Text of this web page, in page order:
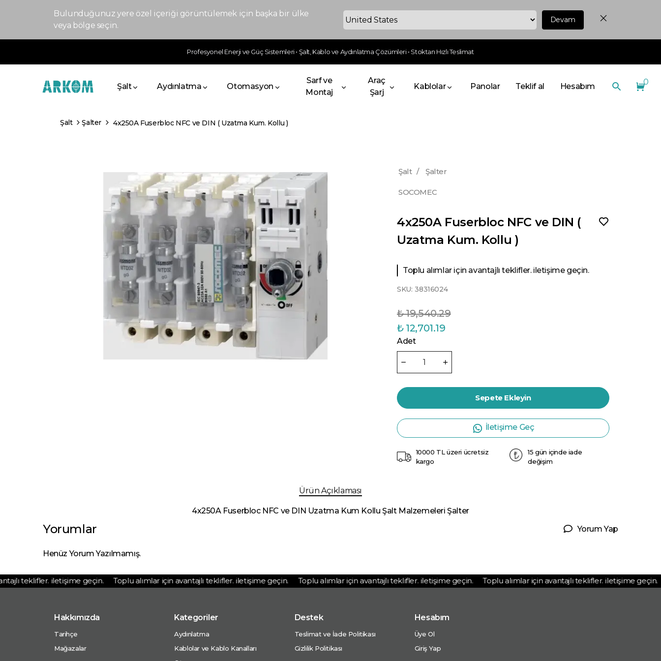
Bulunduğunuz yere özel içeriği görüntülemek için başka bir ülke
veya bölge seçin.
Devam
Profesyonel Enerji ve Güç Sistemleri • Şalt, Kablo ve Aydınlatma Çözümleri • Stoktan Hızlı Teslimat
Şalt Aydınlatma Otomasyon
Sarf ve
Montaj
Araç
Şarj
Kablolar Panolar Teklif al Hesabım 0
Şalt Şalter 4x250A Fuserbloc NFC ve DIN ( Uzatma Kum. Kollu )
Şalt / Şalter
SOCOMEC
4x250A Fuserbloc NFC ve DIN (
Uzatma Kum. Kollu )
Toplu alımlar için avantajlı teklifler. iletişime geçin.
SKU: 38316024
₺ 19,540.29
₺ 12,701.19
Adet
Sepete Ekleyin
İletişime Geç
10000 TL üzeri ücretsiz
kargo
15 gün içinde iade
değişim
Ürün Açıklaması
4x250A Fuserbloc NFC ve DIN Uzatma Kum Kollu Şalt Malzemeleri Şalter
Yorumlar Yorum Yap
Henüz Yorum Yazılmamış.
teklifler. iletişime geçin. Toplu alımlar için avantajlı teklifler. iletişime geçin. Toplu alımlar için avantajlı teklifler. iletişime geçin. Toplu alımlar için avantajlı teklifler. iletişime geçin.
Hakkımızda
Tarihçe
Mağazalar
Kategoriler
Aydınlatma
Kablolar ve Kablo Kanalları
Destek
Teslimat ve İade Politikası
Gizlilik Politikası
Hesabım
Üye Ol
Giriş Yap